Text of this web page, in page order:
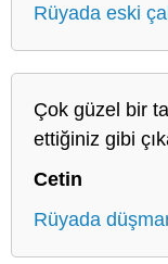
Rüyada eski
Çok güzel bir
ettiğiniz gibi
Cetin
Rüyada